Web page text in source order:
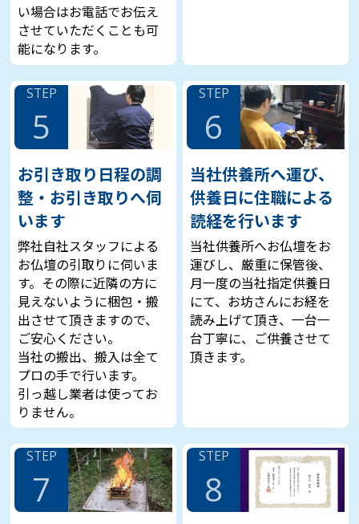
い場合はお電話でお伝え
させていただくことも可
能になります。
STEP
5
お引き取り日程の調
整・お引き取りへ伺
います
弊社自社スタッフによる
お仏壇の引取りに伺いま
す。その際に近隣の方に
見えないように梱包・搬
出させて頂きますので、
ご安心ください。
当社の搬出、搬入は全て
プロの手で行います。
引っ越し業者は使ってお
りません。
STEP
6
当社供養所へ運び、
供養日に住職による
読経を行います
当社供養所へお仏壇をお
運びし、厳重に保管後、
月一度の当社指定供養日
にて、お坊さんにお経を
読み上げて頂き、一台一
台丁寧に、ご供養させて
頂きます。
STEP
7
STEP
8